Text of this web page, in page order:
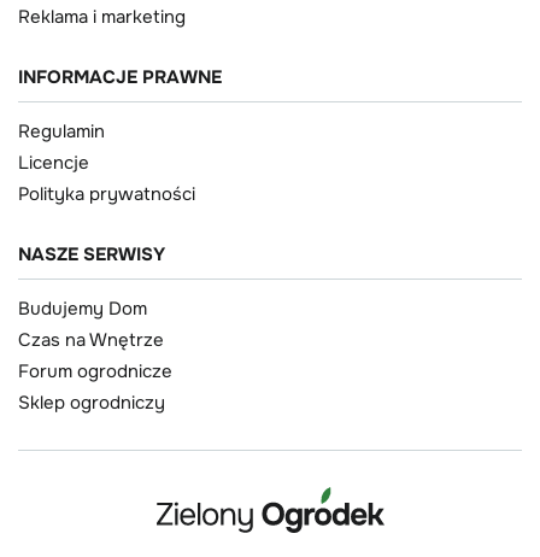
Reklama i marketing
INFORMACJE PRAWNE
Regulamin
Licencje
Polityka prywatności
NASZE SERWISY
Budujemy Dom
Czas na Wnętrze
Forum ogrodnicze
Sklep ogrodniczy